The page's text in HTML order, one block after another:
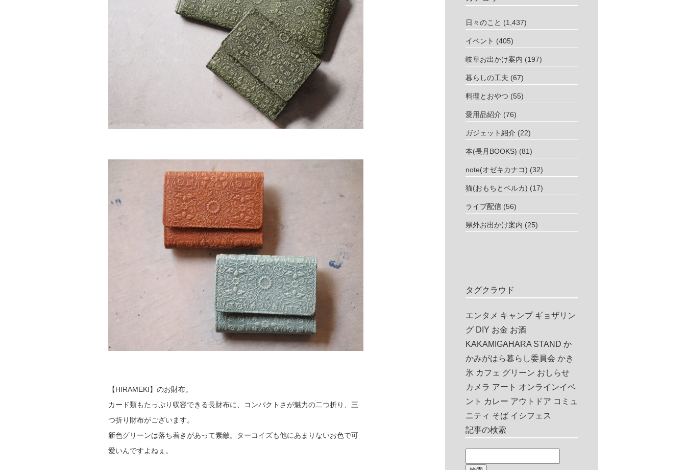
【HIRAMEKI】のお財布。
カード類もたっぷり収容できる長財布に、コンパクトさが魅力の二つ折り、三
つ折り財布がございます。
新色グリーンは落ち着きがあって素敵。ターコイズも他にあまりないお色で可
愛いんですよねぇ。
日々のこと (1,437)
イベント (405)
岐阜お出かけ案内 (197)
暮らしの工夫 (67)
料理とおやつ (55)
愛用品紹介 (76)
ガジェット紹介 (22)
本(長月BOOKS) (81)
note(オゼキカナコ) (32)
猫(おもちとベルカ) (17)
ライブ配信 (56)
県外お出かけ案内 (25)
タグクラウド
エンタメ キャンプ ギョザリン
グ DIY お金 お酒
KAKAMIGAHARA STAND か
かみがはら暮らし委員会 かき
氷 カフェ グリーン おしらせ
カメラ アート オンラインイベ
ント カレー アウトドア コミュ
ニティ そば イシフェス
記事の検索